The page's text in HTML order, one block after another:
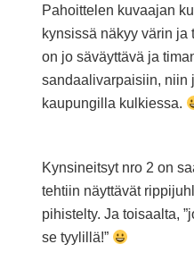
Pahoittelen kuvaajan
kynsissä näkyy värin ja
on jo säväyttävä ja
sandaalivarpaisiin, niin
kaupungilla kulkiessa.
Kynsineitsyt nro 2 on
tehtiin näyttävät
pihistelty. Ja toisaalta,
se tyylillä!”